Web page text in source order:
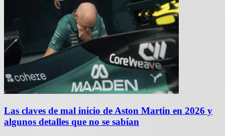
Las claves de mal inicio de Aston Martin en 2026 y
algunos detalles que no se sabían